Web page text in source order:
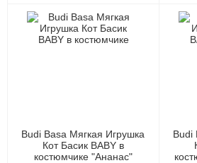
Budi Basa Мягкая Игрушка
Кот Басик BABY в
костюмчике "Ананас"
Budi